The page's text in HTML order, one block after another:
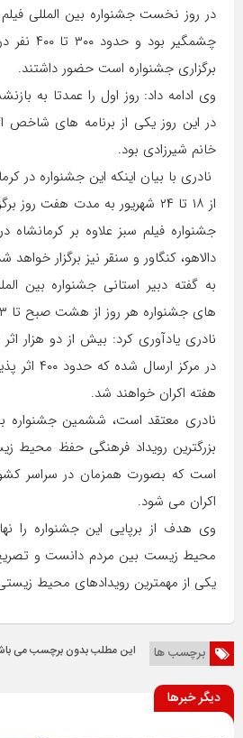
در روز نخست جشنواره بین المللی
چشمگیر
برگزاری جشنواره است حضور داشتند.
وی ادامه داد: روز اول را عمدتا به
در این روز یکی از برنامه های شاخص
خانم شیرزادی بود.
نادری با بیان اینکه این جشنواره در
از ۱۸ تا ۲۴ شهریور به مدت هفت
جشنواره فیلم سبز علاوه بر کرمانشاه
دالاهو، کنگاور و سنقر نیز برگزار خواهد
به گفته دبیر استانی جشنواره بین
های جشنواره هر روز از هشت صبح تا ۲۳ شب خواهد بود.
نادری یادآوری کرد: بیش از دو هزار
در مرکز
هفته اکران خواهند شد.
نادری معتقد است، ششمین جشنواره
بزرگترین رویداد فرهنگی حفظ محیط
اکران می ‌شود.
وی هدف از برپایی این جشنواره را
محیط زیست بین مردم دانست و تصریح
یکی از مهمترین رویدادهای محیط
برچسب ها این مطلب بدون برچسب می
دیگر خبرها